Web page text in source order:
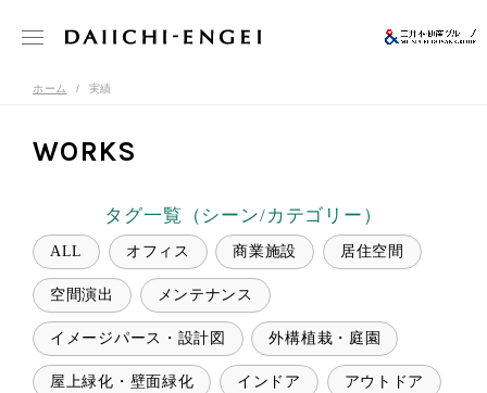
ホーム 実績
WORKS
タグ一覧（シーン/カテゴリー）
ALL オフィス 商業施設 居住空間
空間演出 メンテナンス
イメージパース・設計図 外構植栽・庭園
屋上緑化・壁面緑化 インドア アウトドア